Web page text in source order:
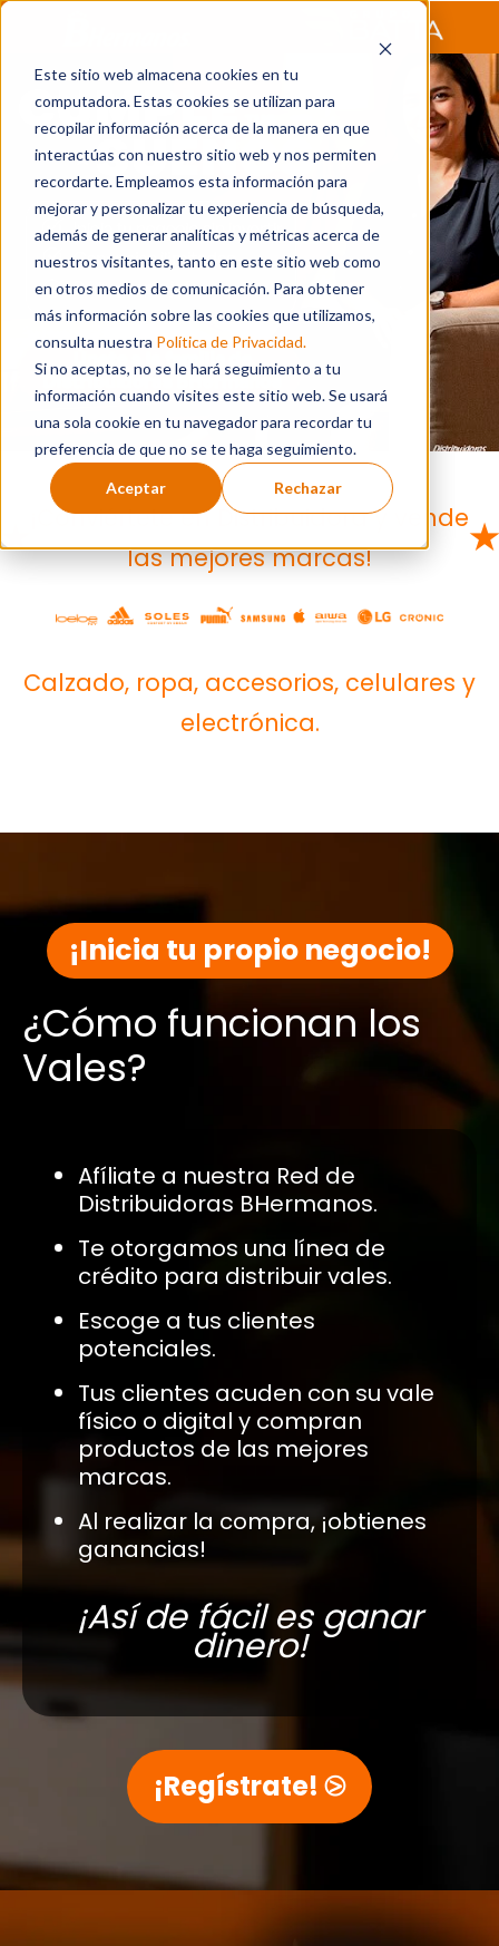
Este sitio web almacena cookies en tu
computadora. Estas cookies se utilizan para
recopilar información acerca de la manera en que
interactúas con nuestro sitio web y nos permiten
recordarte. Empleamos esta información para
mejorar y personalizar tu experiencia de búsqueda,
además de generar analíticas y métricas acerca de
nuestros visitantes, tanto en este sitio web como
en otros medios de comunicación. Para obtener
más información sobre las cookies que utilizamos,
consulta nuestra Política de Privacidad.
Si no aceptas, no se le hará seguimiento a tu
información cuando visites este sitio web. Se usará
una sola cookie en tu navegador para recordar tu
preferencia de que no se te haga seguimiento.
Aceptar Rechazar
★ ¡Conviértete en Distribuidora y vende
las mejores marcas!
★
Calzado, ropa, accesorios, celulares y
electrónica.
¡Inicia tu propio negocio!
¿Cómo funcionan los
Vales?
Afíliate a nuestra Red de
Distribuidoras BHermanos.
Te otorgamos una línea de
crédito para distribuir vales.
Escoge a tus clientes
potenciales.
Tus clientes acuden con su vale
físico o digital y compran
productos de las mejores
marcas.
Al realizar la compra, ¡obtienes
ganancias!
¡Así de fácil es ganar
dinero!
¡Regístrate! ⧁